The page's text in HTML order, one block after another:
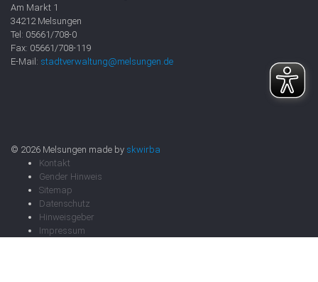
Am Markt 1
34212 Melsungen
Tel: 05661/708-0
Fax: 05661/708-119
E-Mail: stadtverwaltung@melsungen.de
© 2026 Melsungen made by skwirba
Kontakt
Gender Hinweis
Sitemap
Datenschutz
Hinweisgeber
Impressum